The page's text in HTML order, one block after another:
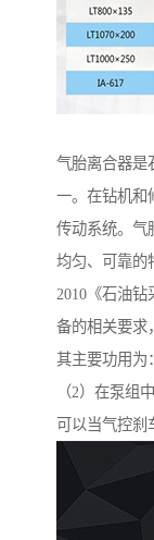
气胎离合器是
一。在钻机和
传动系统。气
均匀、可靠的
2010《石油
备的相关要求
其主要功用为
（2）在泵组
可以当气控刹